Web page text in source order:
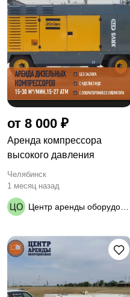
от 8 000 ₽
Аренда компрессора
высокого давления
Челябинск
1 месяц назад